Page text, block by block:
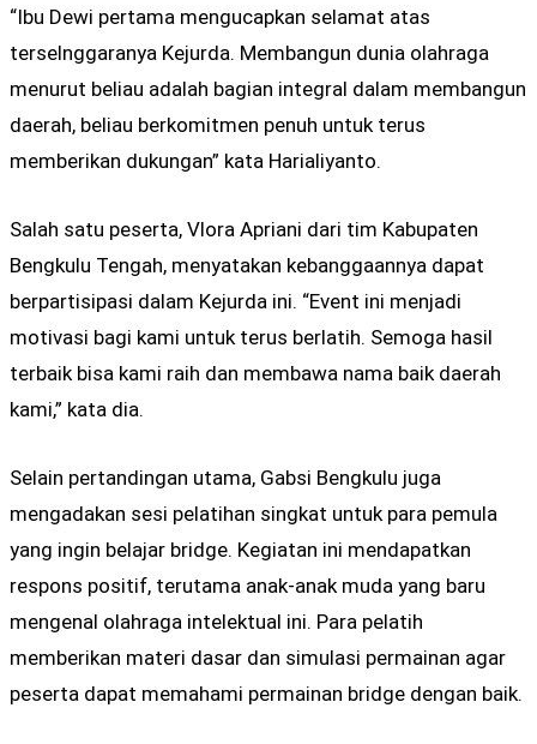
“Ibu Dewi pertama mengucapkan selamat atas
terselnggaranya Kejurda. Membangun dunia olahraga
menurut beliau adalah bagian integral dalam membangun
daerah, beliau berkomitmen penuh untuk terus
memberikan dukungan” kata Harialiyanto.
Salah satu peserta, Vlora Apriani dari tim Kabupaten
Bengkulu Tengah, menyatakan kebanggaannya dapat
berpartisipasi dalam Kejurda ini. “Event ini menjadi
motivasi bagi kami untuk terus berlatih. Semoga hasil
terbaik bisa kami raih dan membawa nama baik daerah
kami,” kata dia.
Selain pertandingan utama, Gabsi Bengkulu juga
mengadakan sesi pelatihan singkat untuk para pemula
yang ingin belajar bridge. Kegiatan ini mendapatkan
respons positif, terutama anak-anak muda yang baru
mengenal olahraga intelektual ini. Para pelatih
memberikan materi dasar dan simulasi permainan agar
peserta dapat memahami permainan bridge dengan baik.